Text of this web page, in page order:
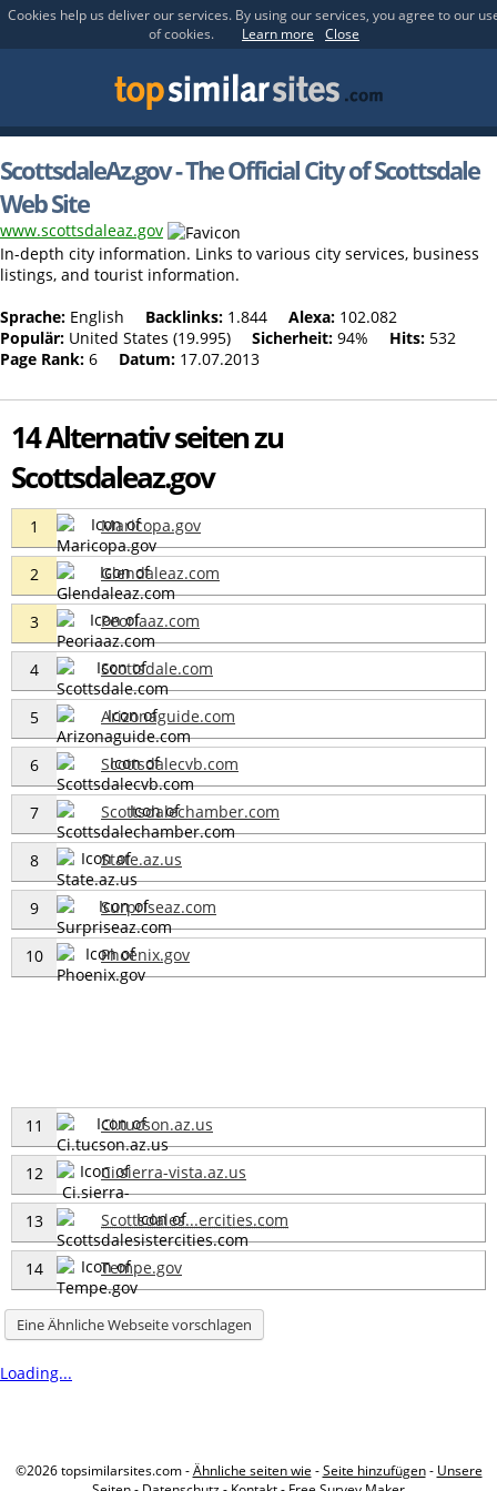
Cookies help us deliver our services. By using our services, you agree to our
of cookies.
Learn more Close
ScottsdaleAz.gov - The Official City of Scottsdale
Web Site
www.scottsdaleaz.gov
In-depth city information. Links to various city services, business
listings, and tourist information.
Sprache: English Backlinks: 1.844 Alexa: 102.082
Populär: United States (19.995) Sicherheit: 94% Hits: 532
Page Rank: 6 Datum: 17.07.2013
14 Alternativ seiten zu
Scottsdaleaz.gov
1 Maricopa.gov
2 Glendaleaz.com
3 Peoriaaz.com
4 Scottsdale.com
5 Arizonaguide.com
6 Scottsdalecvb.com
7 Scottsdalechamber.com
8 State.az.us
9 Surpriseaz.com
10 Phoenix.gov
11 Ci.tucson.az.us
12 Ci.sierra-vista.az.us
13 Scottsdales...ercities.com
14 Tempe.gov
Eine Ähnliche Webseite vorschlagen
Loading...
©2026 topsimilarsites.com -Ähnliche seiten wie -Seite hinzufügen- Unsere